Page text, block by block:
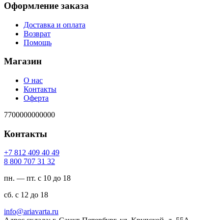
Оформление заказа
Доставка и оплата
Возврат
Помощь
Магазин
О нас
Контакты
Оферта
7700000000000
Контакты
94 04 904 218 7+
23 13 707 008 8
пн. — пт. с 10 до 18
сб. с 12 до 18
ur.atravaira@ofni